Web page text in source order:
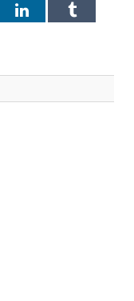
LinkedInTumblr